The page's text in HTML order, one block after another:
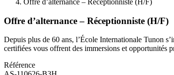
Offre d’alternance – Réceptionniste (H/F)
Offre d’alternance – Réceptionniste (H/F)
Depuis plus de 60 ans, l’École Internationale Tunon
certifiées vous offrent des immersions et opportunités
Référence